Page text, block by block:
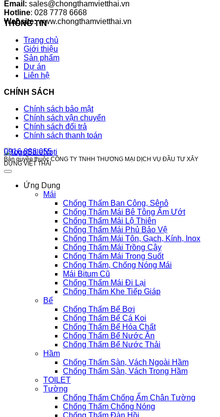
Email: sales@chongthamvietthai.vn
Hotline: 028 7778 6668
Website:www.chongthamvietthai.vn
THÔNG TIN
Trang chủ
Giới thiệu
Sản phẩm
Dự án
Liên hệ
CHÍNH SÁCH
Chính sách bảo mật
Chính sách vận chuyển
Chính sách đổi trả
Chính sách thanh toán
0916 888 055
Bản quyền thuộc CÔNG TY TNHH THƯƠNG MẠI DỊCH VỤ ĐẦU TƯ XÂY
DỰNG VIỆT THÁI
Ứng Dụng
Mái
Chống Thấm Ban Công, Sênô
Chống Thấm Mái Bê Tông Ẩm Ướt
Chống Thấm Mái Lộ Thiên
Chống Thấm Mái Phủ Bảo Vệ
Chống Thấm Mái Tôn, Gạch, Kính, Inox
Chống Thấm Mái Trồng Cây
Chống Thấm Mái Trong Suốt
Chống Thấm, Chống Nóng Mái
Mái Bitum Cũ
Chống Thấm Mái Đi Lại
Chống Thấm Khe Tiếp Giáp
Bể
Chống Thấm Bể Bơi
Chống Thấm Bể Cá Koi
Chống Thấm Bể Hóa Chất
Chống Thấm Bể Nước Ăn
Chống Thấm Bể Nước Thải
Hầm
Chống Thấm Sàn, Vách Ngoài Hầm
Chống Thấm Sàn, Vách Trong Hầm
TOILET
Tường
Chống Thấm Chống Ẩm Chân Tường
Chống Thấm Chống Nóng